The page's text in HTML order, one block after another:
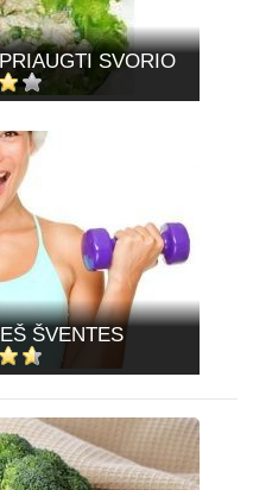
SVORIO
ŠVENTES